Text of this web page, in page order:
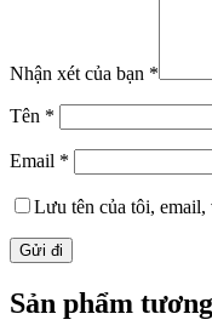
Nhận xét của bạn *
Tên *
Email *
Lưu tên của tôi, email,
Sản phẩm